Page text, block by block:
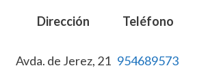
Dirección Teléfono
Avda. de Jerez, 21 954689573